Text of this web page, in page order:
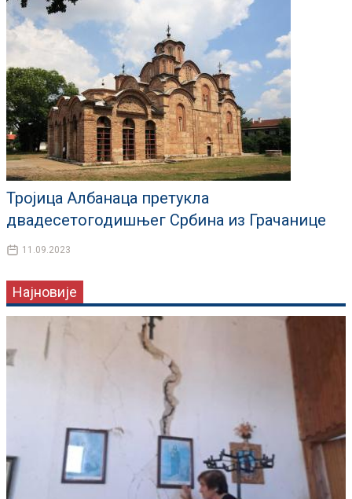
Тројица Албанаца претукла
двадесетогодишњег Србина из Грачанице
11.09.2023
Најновије